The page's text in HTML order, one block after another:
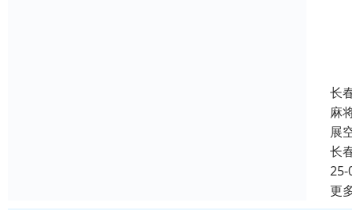
长
麻
展
长
25-
更